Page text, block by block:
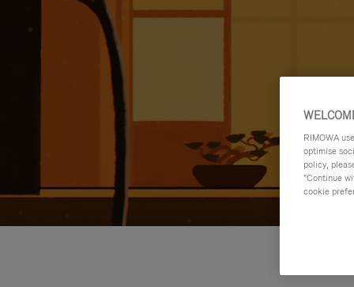
RIMOWA
optimise
policy,
"Continue
cookie